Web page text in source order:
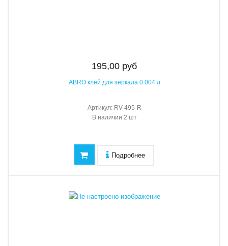
195,00 руб
ABRO клей для зеркала 0.004 л
Артикул:RV-495-R
В наличии 2 шт
Подробнее